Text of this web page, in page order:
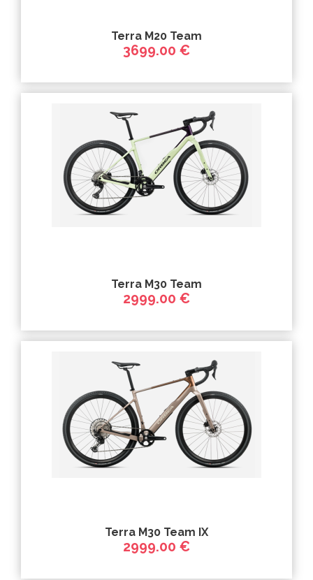
Terra M20 Team
3699.00 €
Terra M30 Team
2999.00 €
Terra M30 Team IX
2999.00 €